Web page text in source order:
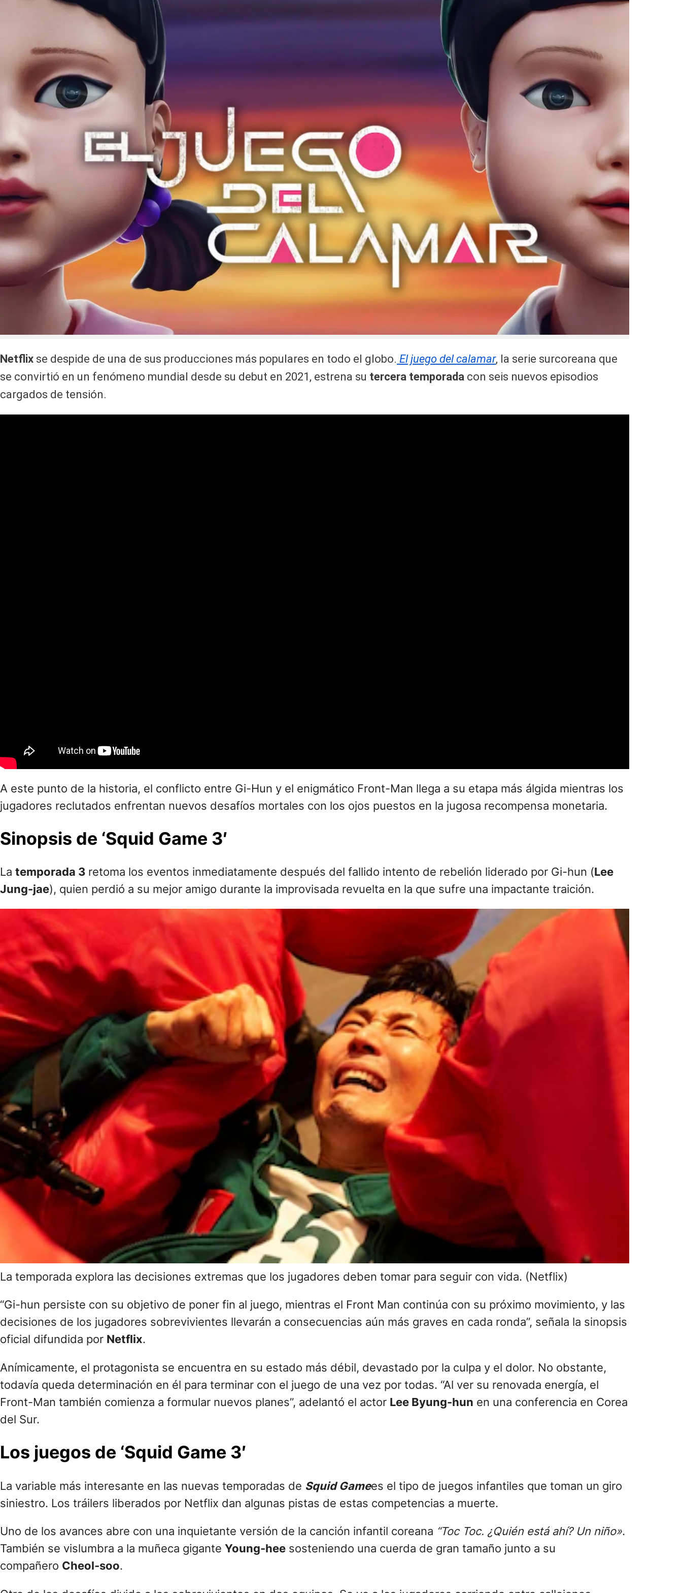
Netflix se despide de una de sus producciones más populares en todo el globo. El juego del calamar, la serie surcoreana que
se convirtió en un fenómeno mundial desde su debut en 2021, estrena su tercera temporada con seis nuevos episodios
cargados de tensión.
A este punto de la historia, el conflicto entre Gi-Hun y el enigmático Front-Man llega a su etapa más álgida mientras los
jugadores reclutados enfrentan nuevos desafíos mortales con los ojos puestos en la jugosa recompensa monetaria.
Sinopsis de ‘Squid Game 3′
La temporada 3 retoma los eventos inmediatamente después del fallido intento de rebelión liderado por Gi-hun (Lee
Jung-jae), quien perdió a su mejor amigo durante la improvisada revuelta en la que sufre una impactante traición.
La temporada explora las decisiones extremas que los jugadores deben tomar para seguir con vida. (Netflix)
“Gi-hun persiste con su objetivo de poner fin al juego, mientras el Front Man continúa con su próximo movimiento, y las
decisiones de los jugadores sobrevivientes llevarán a consecuencias aún más graves en cada ronda”, señala la sinopsis
oficial difundida por Netflix.
Anímicamente, el protagonista se encuentra en su estado más débil, devastado por la culpa y el dolor. No obstante,
todavía queda determinación en él para terminar con el juego de una vez por todas. “Al ver su renovada energía, el
Front-Man también comienza a formular nuevos planes”, adelantó el actor Lee Byung-hun en una conferencia en Corea
del Sur.
Los juegos de ‘Squid Game 3′
La variable más interesante en las nuevas temporadas de Squid Gamees el tipo de juegos infantiles que toman un giro
siniestro. Los tráilers liberados por Netflix dan algunas pistas de estas competencias a muerte.
Uno de los avances abre con una inquietante versión de la canción infantil coreana “Toc Toc. ¿Quién está ahí? Un niño».
También se vislumbra a la muñeca gigante Young-hee sosteniendo una cuerda de gran tamaño junto a su
compañero Cheol-soo.